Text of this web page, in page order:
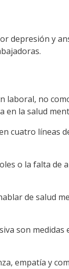
depresión y
laboral, no
en la salud
cuatro líneas
o la falta de
de salud
son medidas
empatía y